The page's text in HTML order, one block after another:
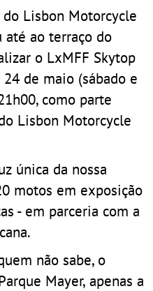
Lisbon Motorcycle
até ao terraço do
o LxMFF Skytop
de maio (sábado e
como parte
Lisbon Motorcycle
única da nossa
motos em exposição
- em parceria com a
não sabe, o
Mayer, apenas a